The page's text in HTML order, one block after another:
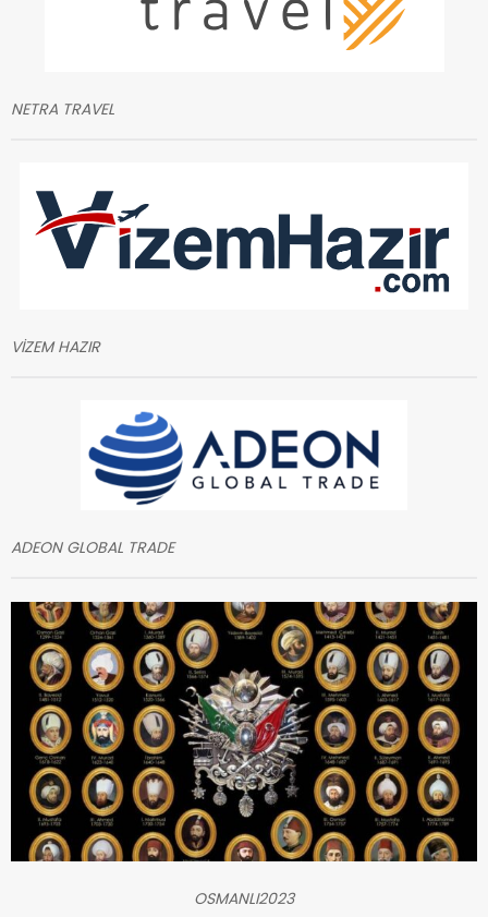
NETRA TRAVEL
VİZEM HAZIR
ADEON GLOBAL TRADE
OSMANLI2023